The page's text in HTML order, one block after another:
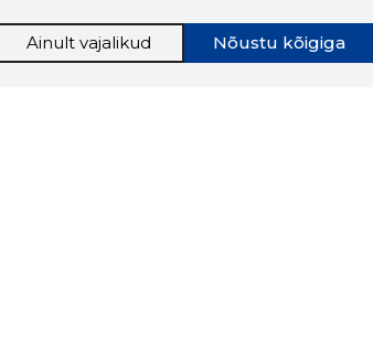
Nõustu kõigiga
Ainult vajalikud